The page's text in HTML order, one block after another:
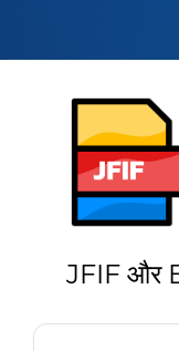
JFIF और